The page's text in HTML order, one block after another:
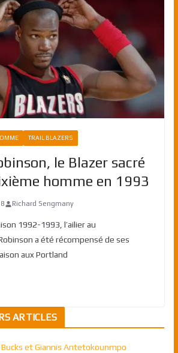
TRAIL BLAZERS
le Blazer sacré
homme en 1993
Richard Sengmany
1992-1993, l’ailier au
a été récompensé de ses
aux Portland
ARTICLES
Bucks et Giannis Antetokounmpo